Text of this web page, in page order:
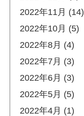
2022年11月 (14)
2022年10月 (5)
2022年8月 (4)
2022年7月 (3)
2022年6月 (3)
2022年5月 (5)
2022年4月 (1)